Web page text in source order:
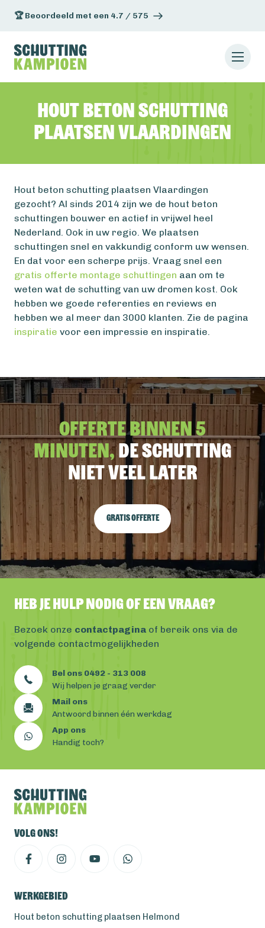
🏆 Beoordeeld met een 4.7 / 575
Hout beton schutting
plaatsen Vlaardingen
Hout beton schutting plaatsen Vlaardingen
gezocht? Al sinds 2014 zijn we de hout beton
schuttingen bouwer en actief in vrijwel heel
Nederland. Ook in uw regio. We plaatsen
schuttingen snel en vakkundig conform uw wensen.
En dat voor een scherpe prijs. Vraag snel een
gratis offerte montage schuttingen aan om te
weten wat de schutting van uw dromen kost. Ook
hebben we goede referenties en reviews en
hebben we al meer dan 3000 klanten. Zie de pagina
inspiratie voor een impressie en inspiratie.
Offerte binnen 5
minuten,De schutting
niet veel later
Gratis offerte
Heb je hulp nodig of een vraag?
Bezoek onze contactpagina of bereik ons via de
volgende contactmogelijkheden
Bel ons 0492 - 313 008
Wij helpen je graag verder
Mail ons
Antwoord binnen één werkdag
App ons
Handig toch?
Volg ons!
Werkgebied
Hout beton schutting plaatsen Helmond